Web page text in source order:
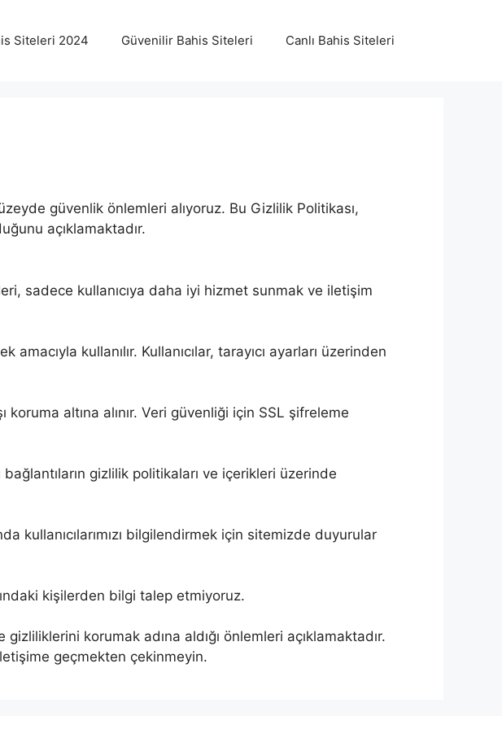
Siteleri 2024 Güvenilir Bahis Siteleri Canlı Bahis Siteleri
güvenlik önlemleri alıyoruz. Bu Gizlilik Politikası,
açıklamaktadır.
sadece kullanıcıya daha iyi hizmet sunmak ve iletişim
kullanılır. Kullanıcılar, tarayıcı ayarları üzerinden
altına alınır. Veri güvenliği için SSL şifreleme
gizlilik politikaları ve içerikleri üzerinde
kullanıcılarımızı bilgilendirmek için sitemizde duyurular
kişilerden bilgi talep etmiyoruz.
korumak adına aldığı önlemleri açıklamaktadır.
geçmekten çekinmeyin.